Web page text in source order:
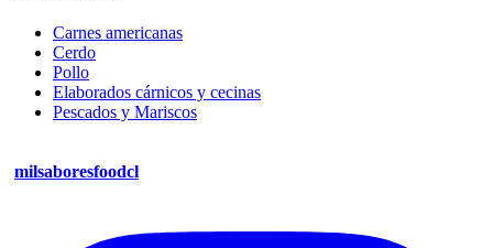
Carnes americanas
Cerdo
Pollo
Elaborados cárnicos y cecinas
Pescados y Mariscos
milsaboresfoodcl